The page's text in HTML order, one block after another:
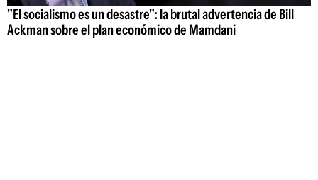
"El socialismo es un desastre": la brutal advertencia de Bill
Ackman sobre el plan económico de Mamdani